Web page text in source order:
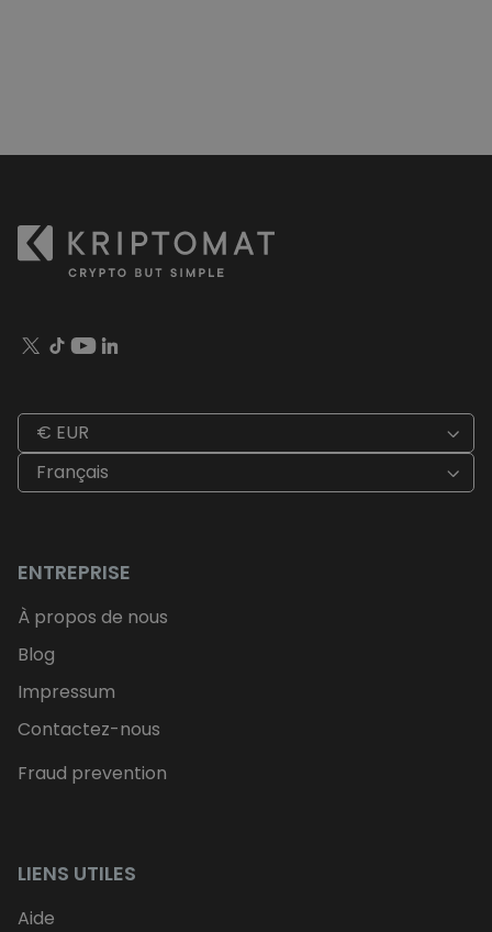
€ EUR
Français
ENTREPRISE
À propos de nous
Blog
Impressum
Contactez-nous
Fraud prevention
LIENS UTILES
Aide